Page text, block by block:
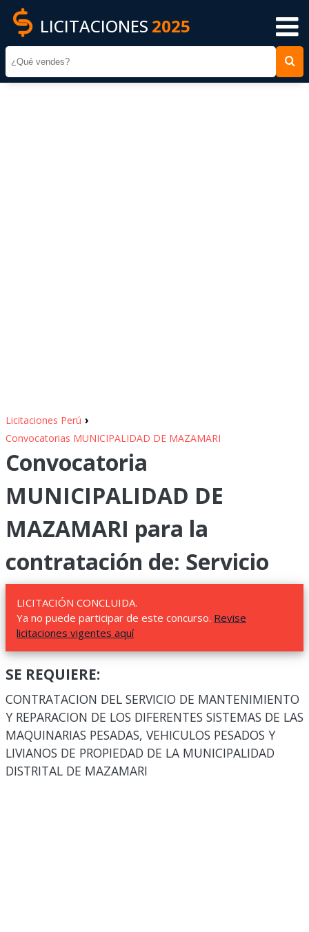
LICITACIONES 2025
Licitaciones Perú ›
Convocatorias MUNICIPALIDAD DE MAZAMARI
Convocatoria
MUNICIPALIDAD DE
MAZAMARI para la
contratación de: Servicio
LICITACIÓN CONCLUIDA.
Ya no puede participar de este concurso. Revise
licitaciones vigentes aquí
SE REQUIERE:
CONTRATACION DEL SERVICIO DE MANTENIMIENTO
Y REPARACION DE LOS DIFERENTES SISTEMAS DE LAS
MAQUINARIAS PESADAS, VEHICULOS PESADOS Y
LIVIANOS DE PROPIEDAD DE LA MUNICIPALIDAD
DISTRITAL DE MAZAMARI